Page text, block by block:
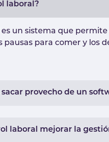
laboral?
un sistema que
pausas para comer y los
provecho de un
laboral mejorar la